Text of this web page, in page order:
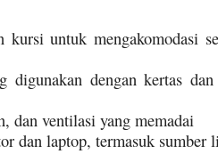
untuk mengakomodasi
digunakan dengan kertas
dan ventilasi yang memadai
dan laptop, termasuk sumber